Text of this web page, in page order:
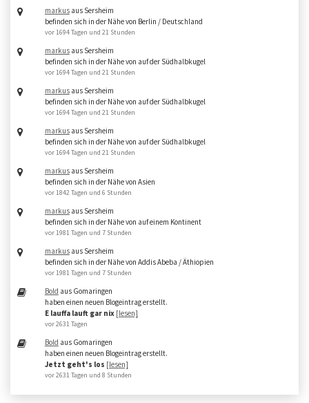
markusaus Sersheim
befinden sich in der Nähe von Berlin / Deutschland
vor 1694 Tagen und 21 Stunden
markusaus Sersheim
befinden sich in der Nähe von auf der Südhalbkugel
vor 1694 Tagen und 21 Stunden
markusaus Sersheim
befinden sich in der Nähe von auf der Südhalbkugel
vor 1694 Tagen und 21 Stunden
markusaus Sersheim
befinden sich in der Nähe von auf der Südhalbkugel
vor 1694 Tagen und 21 Stunden
markusaus Sersheim
befinden sich in der Nähe von Asien
vor 1842 Tagen und 6 Stunden
markusaus Sersheim
befinden sich in der Nähe von auf einem Kontinent
vor 1981 Tagen und 7 Stunden
markusaus Sersheim
befinden sich in der Nähe von Addis Abeba / Äthiopien
vor 1981 Tagen und 7 Stunden
Bold aus Gomaringen
haben einen neuen Blogeintrag erstellt.
E lauffa lauft gar nix [lesen]
vor 2631 Tagen
Bold aus Gomaringen
haben einen neuen Blogeintrag erstellt.
Jetzt geht's los [lesen]
vor 2631 Tagen und 8 Stunden